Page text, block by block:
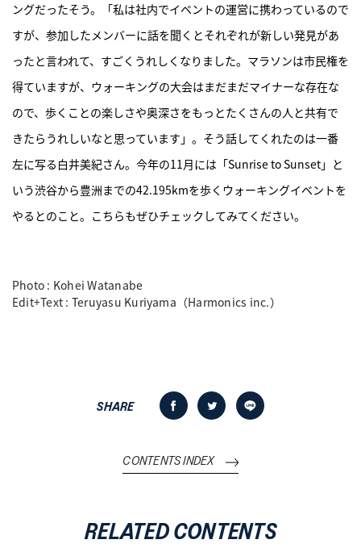
ングだったそう。「私は社内でイベントの運営に携わっているので
すが、参加したメンバーに話を聞くとそれぞれが新しい発見があ
ったと言われて、すごくうれしくなりました。マラソンは市民権を
得ていますが、ウォーキングの大会はまだまだマイナーな存在な
ので、歩くことの楽しさや奥深さをもっとたくさんの人と共有で
きたらうれしいなと思っています」。そう話してくれたのは一番
左に写る白井美紀さん。今年の11月には「Sunrise to Sunset」と
いう渋谷から豊洲までの42.195kmを歩くウォーキングイベントを
やるとのこと。こちらもぜひチェックしてみてください。
Photo : Kohei Watanabe
Edit+Text : Teruyasu Kuriyama（Harmonics inc.）
CONTENTS INDEX
SHARE
RELATED CONTENTS